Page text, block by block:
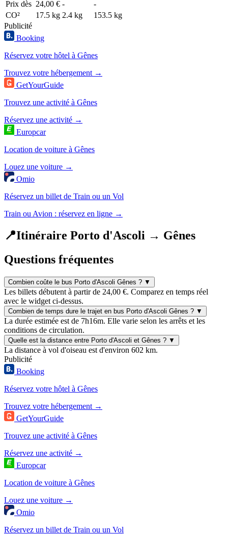
Prix dès 24,00 € -
-
CO²
17.5 kg 2.4 kg
153.5 kg
Publicité
Booking
Réservez votre hôtel à Gênes
Trouvez votre hébergement →
GetYourGuide
Trouvez une activité à Gênes
Réservez une activité →
Europcar
Location de voiture à Gênes
Louez une voiture →
Omio
Réservez un billet de Train ou un Vol
Train ou Avion : réservez en ligne →
📍Itinéraire Porto d'Ascoli → Gênes
Questions fréquentes
Combien coûte le bus Porto d'Ascoli Gênes ? ▼
Les billets débutent à partir de 24,00 €. Comparez en temps réel
avec le widget ci-dessus.
Combien de temps dure le trajet en bus Porto d'Ascoli Gênes ? ▼
La durée estimée est de 7h16m. Elle varie selon les arrêts et les
conditions de circulation.
Quelle est la distance entre Porto d'Ascoli et Gênes ? ▼
La distance à vol d'oiseau est d'environ 602 km.
Publicité
Booking
Réservez votre hôtel à Gênes
Trouvez votre hébergement →
GetYourGuide
Trouvez une activité à Gênes
Réservez une activité →
Europcar
Location de voiture à Gênes
Louez une voiture →
Omio
Réservez un billet de Train ou un Vol